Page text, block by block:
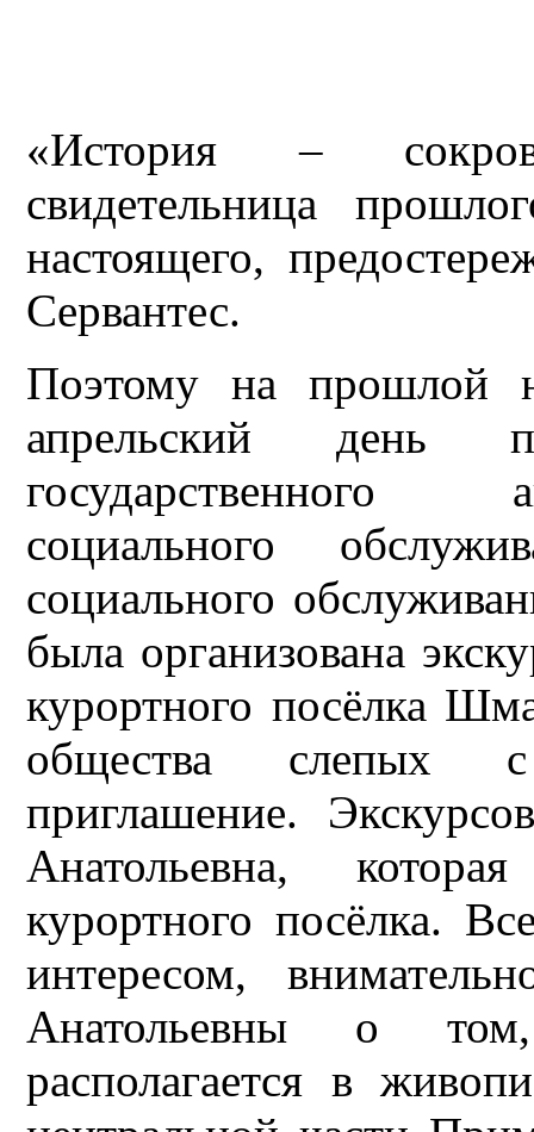
«История –
свидетельница
настоящего,
Сервантес.
Поэтому на прошлой
апрельский день
государственного
социального
социального
была организована
курортного посёлка
общества слепых с
приглашение.
Анатольевна,
курортного посёлка.
интересом,
Анатольевны о
располагается в